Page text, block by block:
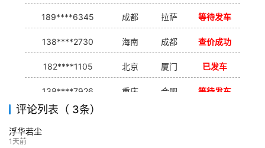
189****6345 成都 拉萨 等待发车
138****2730 海南 成都 查价成功
182****1105 北京 厦门 已发车
138****7926 重庆 合肥 等待发车
139****9233
评论列表（ 3条）
浮华若尘
1天前